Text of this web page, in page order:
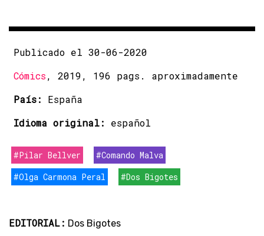
Publicado el 30-06-2020
Cómics, 2019, 196 pags. aproximadamente
País: España
Idioma original: español
#Pilar Bellver
#Comando Malva
#Olga Carmona Peral
#Dos Bigotes
EDITORIAL: Dos Bigotes